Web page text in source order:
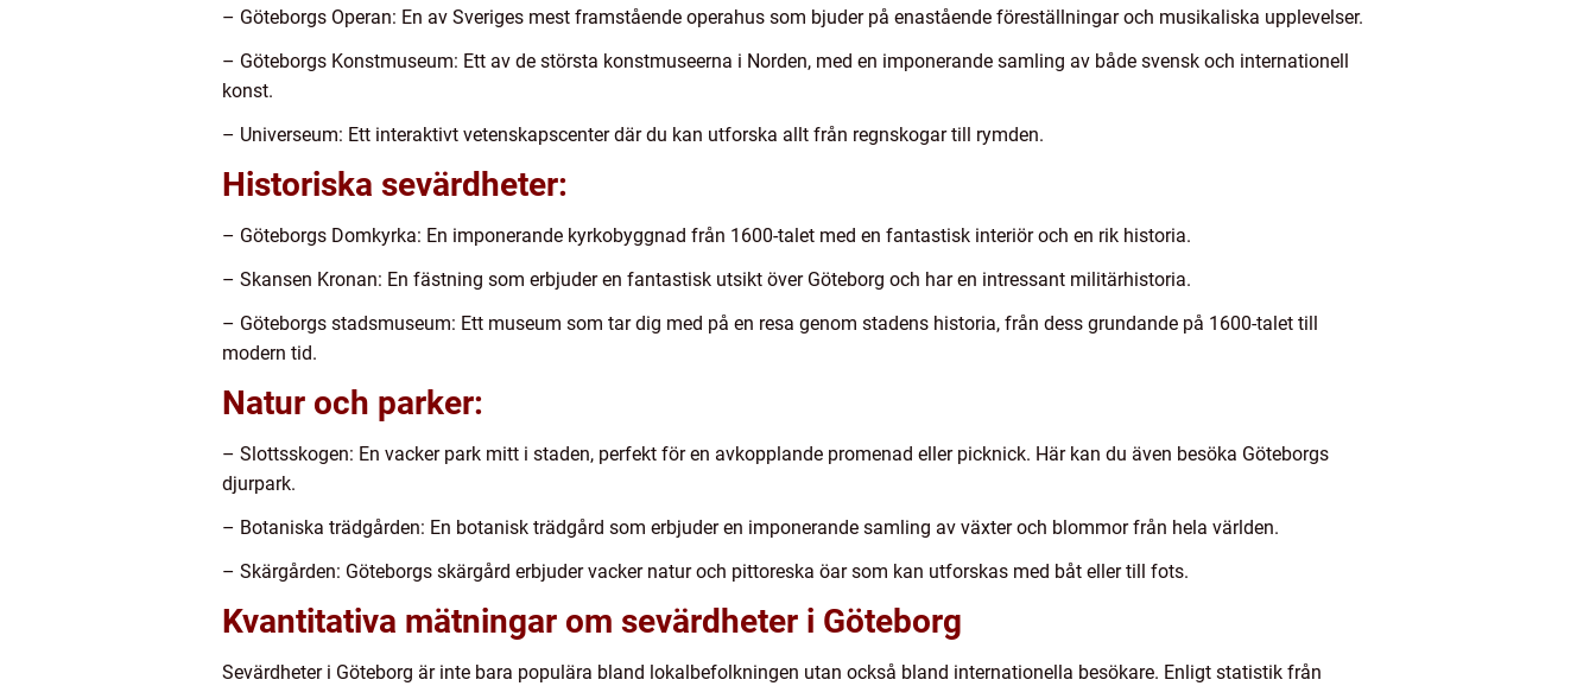
– Göteborgs Operan: En av Sveriges mest framstående operahus som bjuder på enastående föreställningar och musikaliska upplevelser.
– Göteborgs Konstmuseum: Ett av de största konstmuseerna i Norden, med en imponerande samling av både svensk och internationell
konst.
– Universeum: Ett interaktivt vetenskapscenter där du kan utforska allt från regnskogar till rymden.
Historiska sevärdheter:
– Göteborgs Domkyrka: En imponerande kyrkobyggnad från 1600-talet med en fantastisk interiör och en rik historia.
– Skansen Kronan: En fästning som erbjuder en fantastisk utsikt över Göteborg och har en intressant militärhistoria.
– Göteborgs stadsmuseum: Ett museum som tar dig med på en resa genom stadens historia, från dess grundande på 1600-talet till
modern tid.
Natur och parker:
– Slottsskogen: En vacker park mitt i staden, perfekt för en avkopplande promenad eller picknick. Här kan du även besöka Göteborgs
djurpark.
– Botaniska trädgården: En botanisk trädgård som erbjuder en imponerande samling av växter och blommor från hela världen.
– Skärgården: Göteborgs skärgård erbjuder vacker natur och pittoreska öar som kan utforskas med båt eller till fots.
Kvantitativa mätningar om sevärdheter i Göteborg
Sevärdheter i Göteborg är inte bara populära bland lokalbefolkningen utan också bland internationella besökare. Enligt statistik från